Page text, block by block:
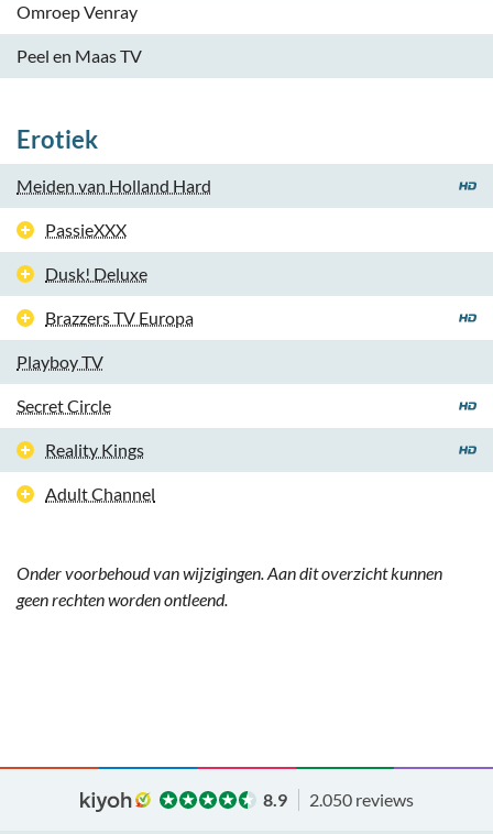
Omroep Venray
Peel en Maas TV
Erotiek
Meiden van Holland Hard
PassieXXX
Dusk! Deluxe
Brazzers TV Europa
Playboy TV
Secret Circle
Reality Kings
Adult Channel
Onder voorbehoud van wijzigingen. Aan dit overzicht kunnen
geen rechten worden ontleend.
8.9 2.050 reviews